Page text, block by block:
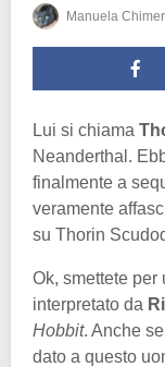
Manuela
Lui si chiama
Neanderthal.
finalmente a
veramente
su Thorin
Ok, smettete per
interpretato da
Hobbit. Anche
dato a questo